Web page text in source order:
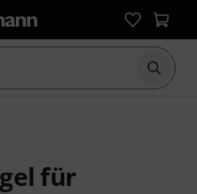
Suche
für